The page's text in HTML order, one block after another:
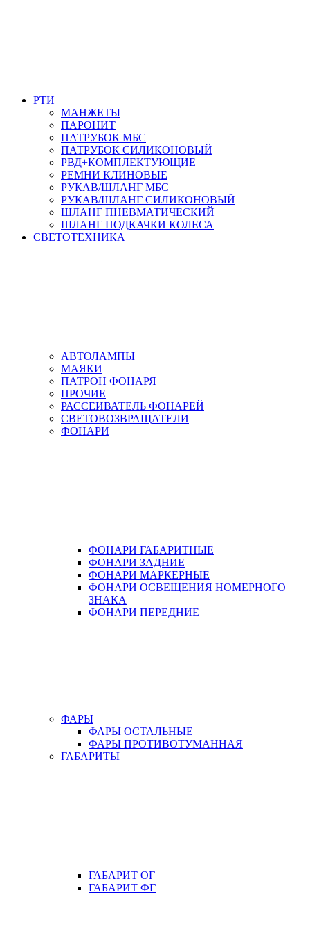
РТИ
МАНЖЕТЫ
ПАРОНИТ
ПАТРУБОК МБС
ПАТРУБОК СИЛИКОНОВЫЙ
РВД+КОМПЛЕКТУЮЩИЕ
РЕМНИ КЛИНОВЫЕ
РУКАВ/ШЛАНГ МБС
РУКАВ/ШЛАНГ СИЛИКОНОВЫЙ
ШЛАНГ ПНЕВМАТИЧЕСКИЙ
ШЛАНГ ПОДКАЧКИ КОЛЕСА
СВЕТОТЕХНИКА
АВТОЛАМПЫ
МАЯКИ
ПАТРОН ФОНАРЯ
ПРОЧИЕ
РАССЕИВАТЕЛЬ ФОНАРЕЙ
СВЕТОВОЗВРАЩАТЕЛИ
ФОНАРИ
ФОНАРИ ГАБАРИТНЫЕ
ФОНАРИ ЗАДНИЕ
ФОНАРИ МАРКЕРНЫЕ
ФОНАРИ ОСВЕЩЕНИЯ НОМЕРНОГО
ЗНАКА
ФОНАРИ ПЕРЕДНИЕ
ФАРЫ
ФАРЫ ОСТАЛЬНЫЕ
ФАРЫ ПРОТИВОТУМАННАЯ
ГАБАРИТЫ
ГАБАРИТ ОГ
ГАБАРИТ ФГ